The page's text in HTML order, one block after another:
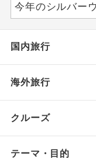
今年のシルバー
国内旅行
海外旅行
クルーズ
テーマ・目的